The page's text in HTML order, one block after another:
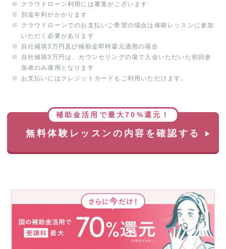
クラウドローン利用には審査がございます
別途年利がかかります
クラウドローンでのお支払いご希望の場合は体験レッスンに参加
いただく必要があります
自社補填3万円及び補助金即時還元適用の場合
自社補填3万円は、カウンセリングの場で入会いただいた初回参
加者のみ適用となります
お支払いにはクレジットカードもご利用いただけます。
補助金活用で最大70%還元！
無料体験レッスンの内容を確認する
ら
今